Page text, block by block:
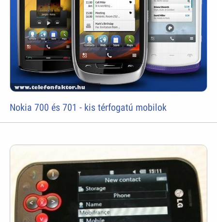
Nokia 700 és 701 - kis térfogatú mobilok